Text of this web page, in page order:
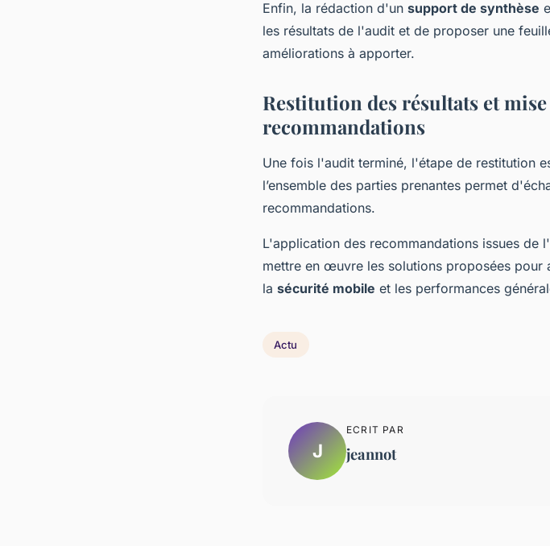
Enfin, la rédaction d'un support de synthèse
les résultats de l'audit et de proposer une
améliorations à apporter.
Restitution des résultats et
recommandations
Une fois l'audit terminé, l'étape de restitution
l’ensemble des parties prenantes permet
recommandations.
L'application des recommandations issues de
mettre en œuvre les solutions proposées pour
la sécurité mobile et les performances
Actu
J
ECRIT PAR
jeannot